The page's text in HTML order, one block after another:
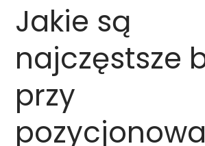
Jakie są
najczęstsze
przy